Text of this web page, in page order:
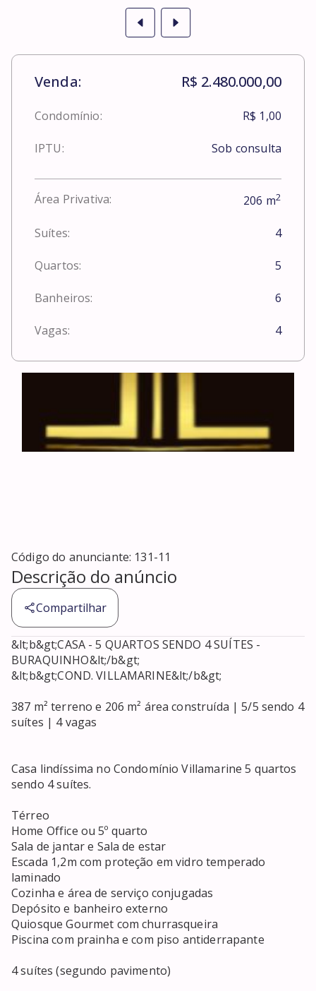
Venda: R$ 2.480.000,00
Condomínio: R$ 1,00
IPTU: Sob consulta
Área Privativa: 206 m2
Suítes: 4
Quartos: 5
Banheiros: 6
Vagas: 4
Código do anunciante: 131-11
Descrição do anúncio
Compartilhar
&lt;b&gt;CASA - 5 QUARTOS SENDO 4 SUÍTES -
BURAQUINHO&lt;/b&gt;
&lt;b&gt;COND. VILLAMARINE&lt;/b&gt;
387 m² terreno e 206 m² área construída | 5/5 sendo 4
suítes | 4 vagas
Casa lindíssima no Condomínio Villamarine 5 quartos
sendo 4 suítes.
Térreo
Home Office ou 5º quarto
Sala de jantar e Sala de estar
Escada 1,2m com proteção em vidro temperado
laminado
Cozinha e área de serviço conjugadas
Depósito e banheiro externo
Quiosque Gourmet com churrasqueira
Piscina com prainha e com piso antiderrapante
4 suítes (segundo pavimento)